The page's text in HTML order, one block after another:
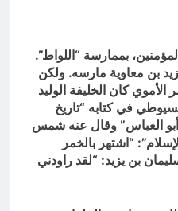
بممارسة “اللواط”.
بن معاوية مارسه. ولكن
كان الخليفة الوليد
في كتابه “تاريخ
أبو العباس” وقال عنه شمس
“اشتهر بالخمر
بن يزيد: “لقد راودني